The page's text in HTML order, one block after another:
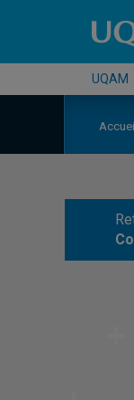
UQAM